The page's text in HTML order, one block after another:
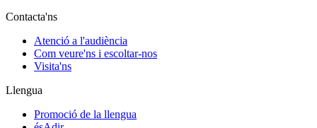
Contacta'ns
Atenció a l'audiència
Com veure'ns i escoltar-nos
Visita'ns
Llengua
Promoció de la llengua